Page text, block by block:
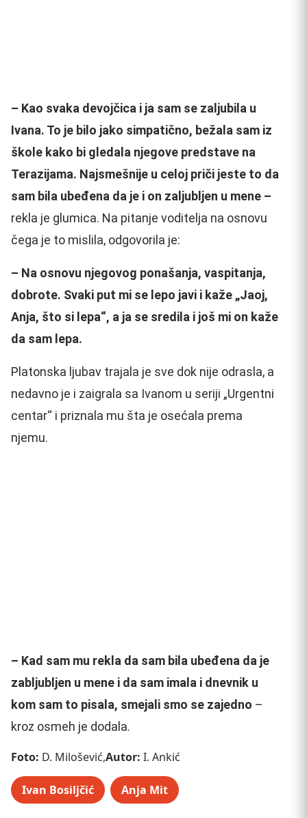
– Kao svaka devojčica i ja sam se zaljubila u
Ivana. To je bilo jako simpatično, bežala sam iz
škole kako bi gledala njegove predstave na
Terazijama. Najsmešnije u celoj priči jeste to da
sam bila ubeđena da je i on zaljubljen u mene –
rekla je glumica. Na pitanje voditelja na osnovu
čega je to mislila, odgovorila je:
– Na osnovu njegovog ponašanja, vaspitanja,
dobrote. Svaki put mi se lepo javi i kaže „Jaoj,
Anja, što si lepa“, a ja se sredila i još mi on kaže
da sam lepa.
Platonska ljubav trajala je sve dok nije odrasla, a
nedavno je i zaigrala sa Ivanom u seriji „Urgentni
centar“ i priznala mu šta je osećala prema
njemu.
– Kad sam mu rekla da sam bila ubeđena da je
zabljubljen u mene i da sam imala i dnevnik u
kom sam to pisala, smejali smo se zajedno –
kroz osmeh je dodala.
Foto: D. Milošević,Autor: I. Ankić
Ivan Bosiljčić Anja Mit